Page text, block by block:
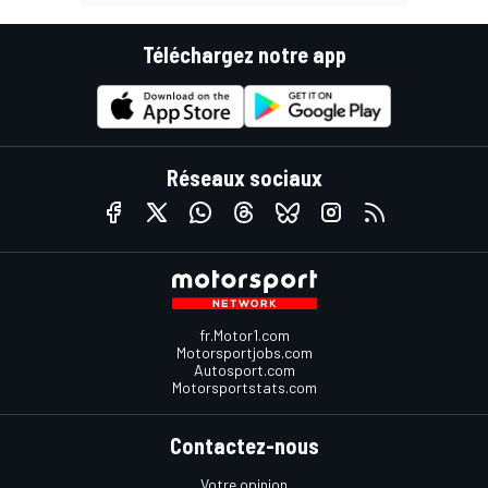
Téléchargez notre app
Réseaux sociaux
fr.Motor1.com
Motorsportjobs.com
Autosport.com
Motorsportstats.com
Contactez-nous
Votre opinion